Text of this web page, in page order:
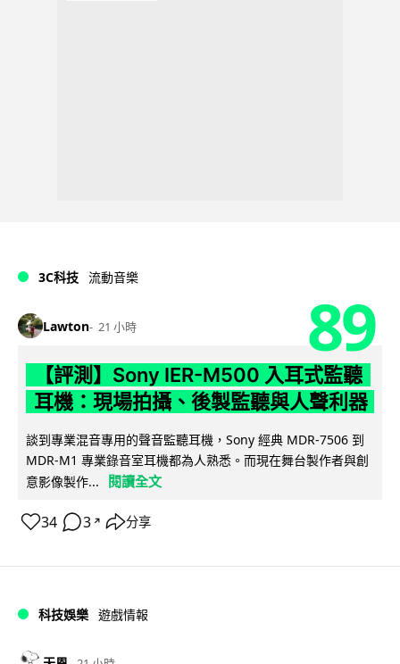
3C科技 流動音樂
Lawton 21 小時 89
【評測】Sony IER-M500 入耳式監聽
耳機：現場拍攝、後製監聽與人聲利器
談到專業混音專用的聲音監聽耳機，Sony 經典 MDR-7506 到
MDR-M1 專業錄音室耳機都為人熟悉。而現在舞台製作者與創
意影像製作...
閱讀全文
34 3 ↗ 分享
科技娛樂 遊戲情報